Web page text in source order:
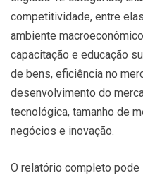
competitividade, entre
ambiente
capacitação e educação
de bens, eficiência no
desenvolvimento do
tecnológica, tamanho de
negócios e inovação.
O relatório completo